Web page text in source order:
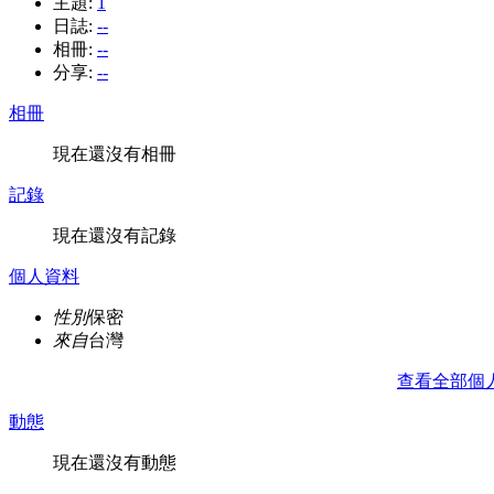
日誌: --
相冊: --
分享: --
相冊
現在還沒有相冊
記錄
現在還沒有記錄
個人資料
性別保密
來自台灣
查看全部個
動態
現在還沒有動態